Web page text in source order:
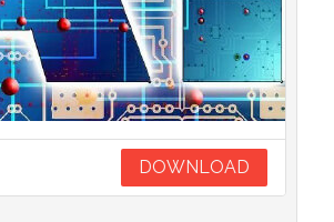
DOWNLOAD